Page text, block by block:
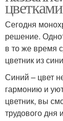
цветками
Сегодня
решение.
в то же время
цветник из
Синий – цвет
гармонию и
цветник, вы
трудового дня